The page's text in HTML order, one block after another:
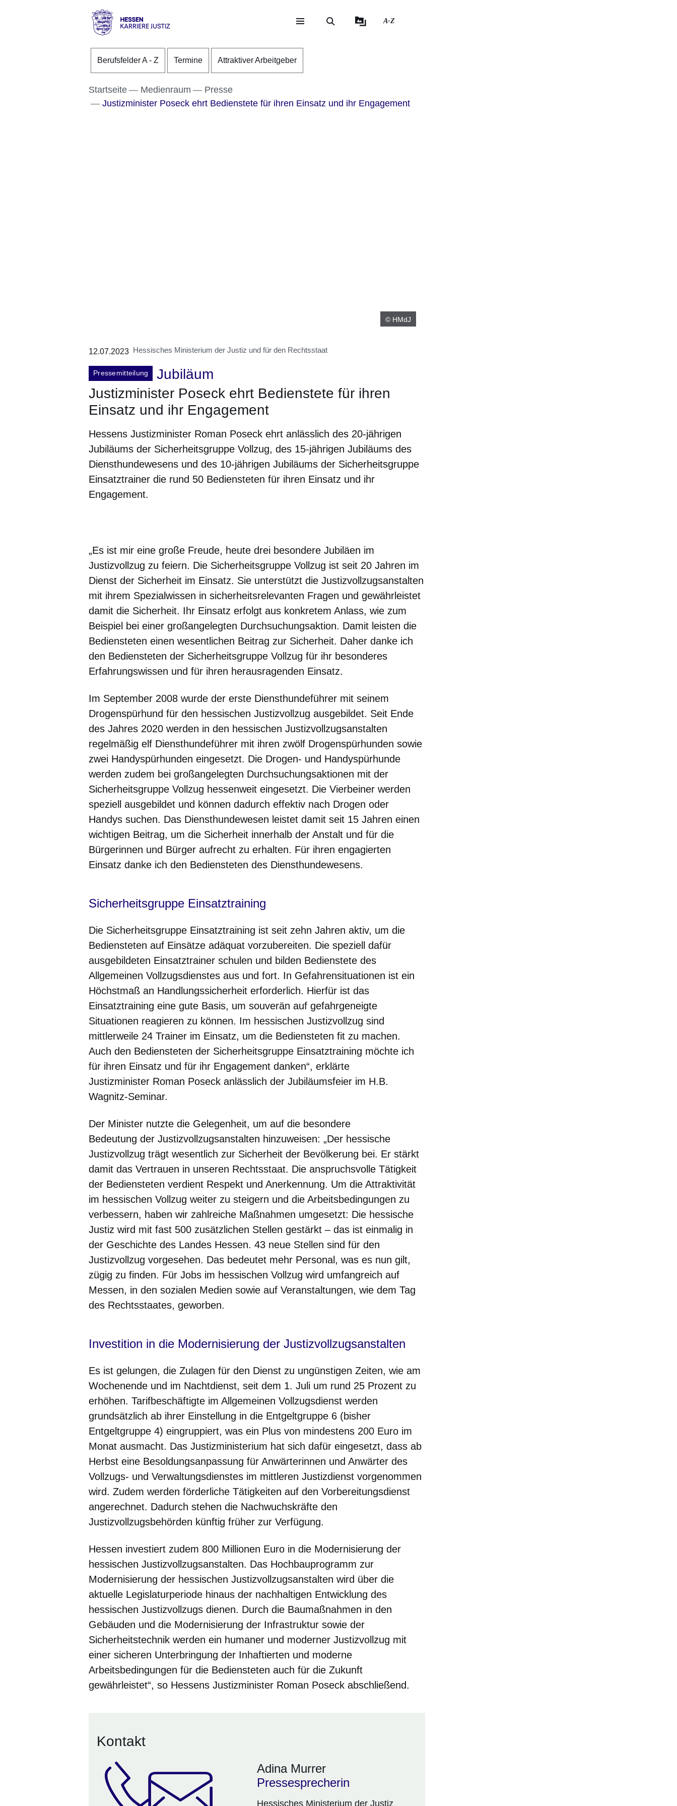
Direkt zum Kopf der Seite
Direkt zum Inhalt
Direkt zum Fuß der Seite
hessen.de
A-Z
Berufsfelder A - Z Termine Attraktiver Arbeitgeber
Startseite Medienraum
Presse
Justizminister Poseck ehrt Bedienstete für ihren Einsatz und ihr Engagement
© HMdJ
12.07.2023 Hessisches Ministerium der Justiz und für den Rechtsstaat
Pressemitteilung
Jubiläum
Justizminister Poseck ehrt Bedienstete für ihren
Einsatz und ihr Engagement
Hessens Justizminister Roman Poseck ehrt anlässlich des 20-jährigen
Jubiläums der Sicherheitsgruppe Vollzug, des 15-jährigen Jubiläums des
Diensthundewesens und des 10-jährigen Jubiläums der Sicherheitsgruppe
Einsatztrainer die rund 50 Bediensteten für ihren Einsatz und ihr
Engagement.
„Es ist mir eine große Freude, heute drei besondere Jubiläen im
Justizvollzug zu feiern. Die Sicherheitsgruppe Vollzug ist seit 20 Jahren im
Dienst der Sicherheit im Einsatz. Sie unterstützt die Justizvollzugsanstalten
mit ihrem Spezialwissen in sicherheitsrelevanten Fragen und gewährleistet
damit die Sicherheit. Ihr Einsatz erfolgt aus konkretem Anlass, wie zum
Beispiel bei einer großangelegten Durchsuchungsaktion. Damit leisten die
Bediensteten einen wesentlichen Beitrag zur Sicherheit. Daher danke ich
den Bediensteten der Sicherheitsgruppe Vollzug für ihr besonderes
Erfahrungswissen und für ihren herausragenden Einsatz.
Im September 2008 wurde der erste Diensthundeführer mit seinem
Drogenspürhund für den hessischen Justizvollzug ausgebildet. Seit Ende
des Jahres 2020 werden in den hessischen Justizvollzugsanstalten
regelmäßig elf Diensthundeführer mit ihren zwölf Drogenspürhunden sowie
zwei Handyspürhunden eingesetzt. Die Drogen- und Handyspürhunde
werden zudem bei großangelegten Durchsuchungsaktionen mit der
Sicherheitsgruppe Vollzug hessenweit eingesetzt. Die Vierbeiner werden
speziell ausgebildet und können dadurch effektiv nach Drogen oder
Handys suchen. Das Diensthundewesen leistet damit seit 15 Jahren einen
wichtigen Beitrag, um die Sicherheit innerhalb der Anstalt und für die
Bürgerinnen und Bürger aufrecht zu erhalten. Für ihren engagierten
Einsatz danke ich den Bediensteten des Diensthundewesens.
Sicherheitsgruppe Einsatztraining
Die Sicherheitsgruppe Einsatztraining ist seit zehn Jahren aktiv, um die
Bediensteten auf Einsätze adäquat vorzubereiten. Die speziell dafür
ausgebildeten Einsatztrainer schulen und bilden Bedienstete des
Allgemeinen Vollzugsdienstes aus und fort. In Gefahrensituationen ist ein
Höchstmaß an Handlungssicherheit erforderlich. Hierfür ist das
Einsatztraining eine gute Basis, um souverän auf gefahrgeneigte
Situationen reagieren zu können. Im hessischen Justizvollzug sind
mittlerweile 24 Trainer im Einsatz, um die Bediensteten fit zu machen.
Auch den Bediensteten der Sicherheitsgruppe Einsatztraining möchte ich
für ihren Einsatz und für ihr Engagement danken“, erklärte
Justizminister Roman Poseck anlässlich der Jubiläumsfeier im H.B.
Wagnitz-Seminar.
Der Minister nutzte die Gelegenheit, um auf die besondere
Bedeutung der Justizvollzugsanstalten hinzuweisen: „Der hessische
Justizvollzug trägt wesentlich zur Sicherheit der Bevölkerung bei. Er stärkt
damit das Vertrauen in unseren Rechtsstaat. Die anspruchsvolle Tätigkeit
der Bediensteten verdient Respekt und Anerkennung. Um die Attraktivität
im hessischen Vollzug weiter zu steigern und die Arbeitsbedingungen zu
verbessern, haben wir zahlreiche Maßnahmen umgesetzt: Die hessische
Justiz wird mit fast 500 zusätzlichen Stellen gestärkt – das ist einmalig in
der Geschichte des Landes Hessen. 43 neue Stellen sind für den
Justizvollzug vorgesehen. Das bedeutet mehr Personal, was es nun gilt,
zügig zu finden. Für Jobs im hessischen Vollzug wird umfangreich auf
Messen, in den sozialen Medien sowie auf Veranstaltungen, wie dem Tag
des Rechtsstaates, geworben.
Investition in die Modernisierung der Justizvollzugsanstalten
Es ist gelungen, die Zulagen für den Dienst zu ungünstigen Zeiten, wie am
Wochenende und im Nachtdienst, seit dem 1. Juli um rund 25 Prozent zu
erhöhen. Tarifbeschäftigte im Allgemeinen Vollzugsdienst werden
grundsätzlich ab ihrer Einstellung in die Entgeltgruppe 6 (bisher
Entgeltgruppe 4) eingruppiert, was ein Plus von mindestens 200 Euro im
Monat ausmacht. Das Justizministerium hat sich dafür eingesetzt, dass ab
Herbst eine Besoldungsanpassung für Anwärterinnen und Anwärter des
Vollzugs- und Verwaltungsdienstes im mittleren Justizdienst vorgenommen
wird. Zudem werden förderliche Tätigkeiten auf den Vorbereitungsdienst
angerechnet. Dadurch stehen die Nachwuchskräfte den
Justizvollzugsbehörden künftig früher zur Verfügung.
Hessen investiert zudem 800 Millionen Euro in die Modernisierung der
hessischen Justizvollzugsanstalten. Das Hochbauprogramm zur
Modernisierung der hessischen Justizvollzugsanstalten wird über die
aktuelle Legislaturperiode hinaus der nachhaltigen Entwicklung des
hessischen Justizvollzugs dienen. Durch die Baumaßnahmen in den
Gebäuden und die Modernisierung der Infrastruktur sowie der
Sicherheitstechnik werden ein humaner und moderner Justizvollzug mit
einer sicheren Unterbringung der Inhaftierten und moderne
Arbeitsbedingungen für die Bediensteten auch für die Zukunft
gewährleistet“, so Hessens Justizminister Roman Poseck abschließend.
Kontakt
Adina Murrer
Pressesprecherin
Hessisches Ministerium der Justiz